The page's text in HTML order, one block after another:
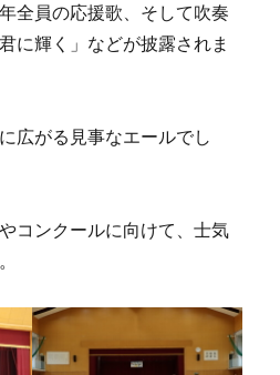
全員の応援歌、そして吹奏
に輝く」などが披露されま
広がる見事なエールでし
コンクールに向けて、士気